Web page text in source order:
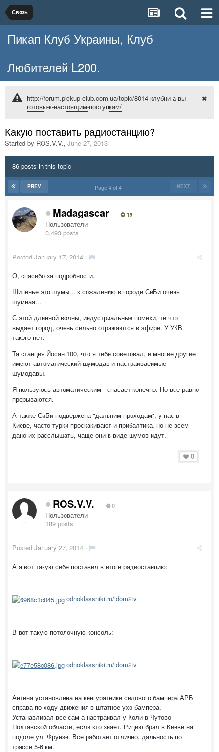
Связь
Пикап Клуб Украины, Клуб
Любителей L200.
http://forum.pickup-club.com.ua/topic/8014-клубни-а-вы-
готовы-к-настоящим-поступкам/
Какую поставить радиостанцию?
Started by ROS.V.V., June 27, 2013
86 posts in this topic
PREV NEXT
Page 4 of 4
Madagascar 19
Пользователи
3,493 posts
Posted January 17, 2014 ·
О, спасибо за подробности.
Шипенье это шумы... к сожалению в городе СиБи очень
шумная...
С этой длинной волны, индустриальные помехи, те что
выдает город, очень сильно отражаются в эфире. У УКВ
такого нет.
Та станция Йосан 100, что я тебе советовал, и многие другие
имеют автоматический шумодав и настраиваеимые
шумодавы.
Я пользуюсь автоматическим - спасает конечно. Но все равно
прорываются.
А также СиБи подвержена "дальним проходам", у нас в
Киеве, часто турки проскакивают и прибалтика, но не всем
дано их расслышать, чаще они в виде шумов идут.
0
ROS.V.V. 0
Пользователи
189 posts
Posted January 27, 2014 ·
А я вот такую себе поставил в итоге радиостанцию:
odnoklassniki.ru/idom2tv
В вот такую потолочную консоль:
odnoklassniki.ru/idom2tv
Антена установлена на кенгурятнике силового бампера АРБ
справа по ходу движения в штатное ухо бампера.
Устанавливал все сам а настраивал у Коли в Чутово
Полтавской области, если кто знает. Рицию брал в Киеве на
подоле ул. Фрунзе. Все работает отлично, дальность по
трассе 5-6 км.